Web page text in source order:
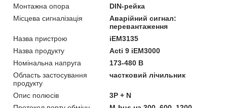
Монтажна опора
DIN-рейка
Місцева сигналізація
Аварійний сигнал:
перевантаження
Назва пристрою
iEM3135
Назва продукту
Acti 9 iEM3000
Номінальна напруга
173-480 В
Область застосування
продукту
частковий лічильник
Опис полюсів
3P + N